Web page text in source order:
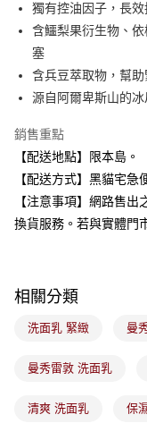
全盈+PAY
大哥付你分期
相關說明
【大哥付你分期使用說明】
2.付款方式選擇「大哥付
流程，驗證手機門號後，
成交易。
3.實際核准額度、可分期
4.訂單成立30分鐘內，如
法說明評估內容。
2.透過簡訊連結打開帳單
用戶於交易時，得透過本
2.基於同意付款使用「大
運送方式
全家取貨付款
每筆NT$100，滿
7-11取貨付款
每筆NT$100，滿
宅配
獨有控油因子，長
含鱷梨果衍生物、
塞
含兵豆萃取物，幫
源自阿爾卑斯山的
銷售重點
【配送地點】限本島。
【配送方式】黑貓宅
【注意事項】網路售
換貨服務。若與實體門
相關分類
洗面乳 緊緻 曼
曼秀雷敦 洗面乳
清爽 洗面乳 保